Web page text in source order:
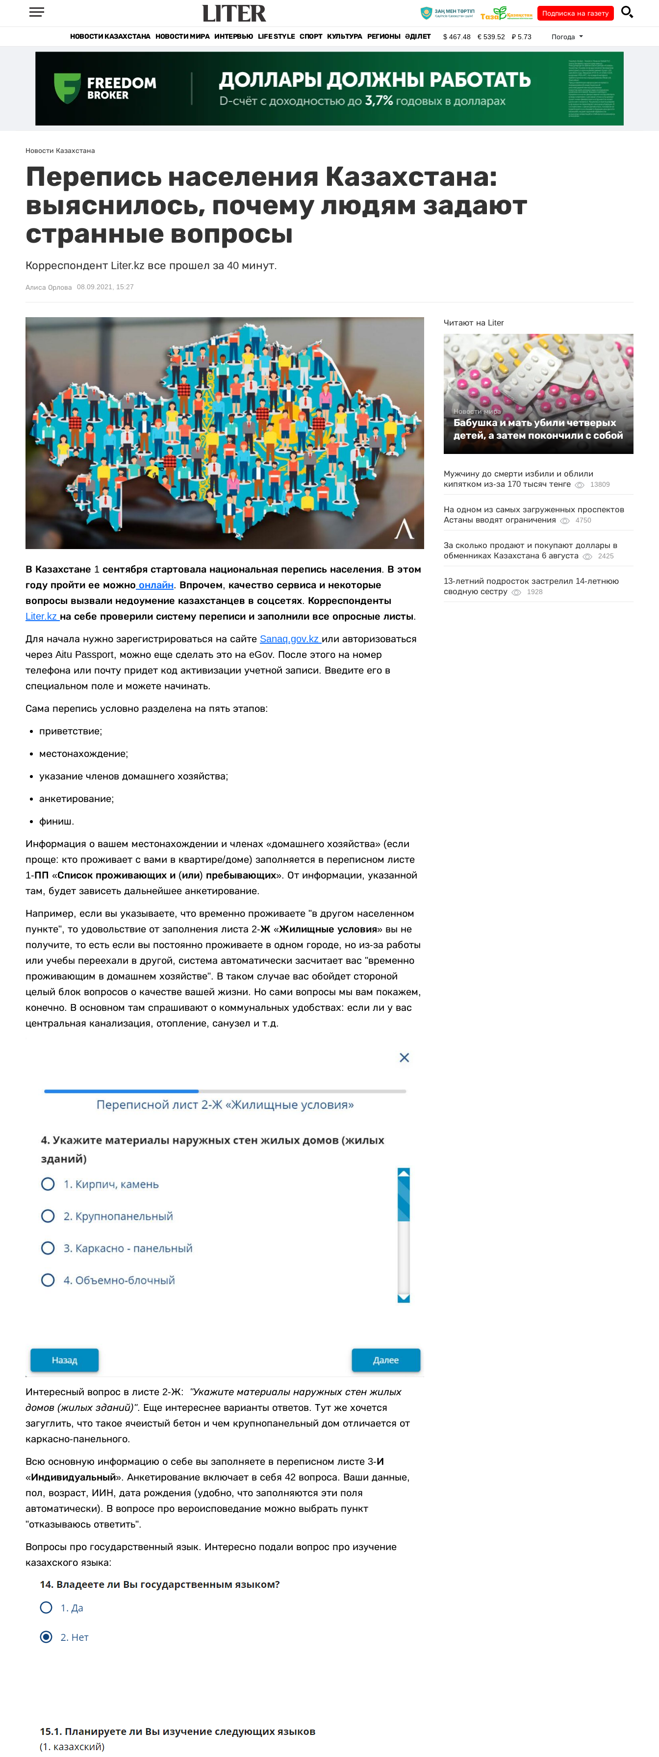
Подписка на газету
НОВОСТИ КАЗАХСТАНА НОВОСТИ МИРА ИНТЕРВЬЮ LIFE STYLE СПОРТ КУЛЬТУРА РЕГИОНЫ ӘДІЛЕТ $467.48 €539.52 ₽5.73 Погода
Новости Казахстана
Перепись населения Казахстана:
выяснилось, почему людям задают
странные вопросы
Корреспондент Liter.kz все прошел за 40 минут.
Алиса Орлова 08.09.2021, 15:27
В Казахстане 1 сентября стартовала национальная перепись населения. В этом
году пройти ее можно онлайн. Впрочем, качество сервиса и некоторые
вопросы вызвали недоумение казахстанцев в соцсетях. Корреспонденты
Liter.kz на себе проверили систему переписи и заполнили все опросные листы.
Для начала нужно зарегистрироваться на сайте Sanaq.gov.kz или авторизоваться
через Aitu Passport, можно еще сделать это на eGov. После этого на номер
телефона или почту придет код активизации учетной записи. Введите его в
специальном поле и можете начинать.
Сама перепись условно разделена на пять этапов:
приветствие;
местонахождение;
указание членов домашнего хозяйства;
анкетирование;
финиш.
Информация о вашем местонахождении и членах «домашнего хозяйства» (если
проще: кто проживает с вами в квартире/доме) заполняется в переписном листе
1-ПП «Список проживающих и (или) пребывающих». От информации, указанной
там, будет зависеть дальнейшее анкетирование.
Например, если вы указываете, что временно проживаете "в другом населенном
пункте", то удовольствие от заполнения листа 2-Ж «Жилищные условия» вы не
получите, то есть если вы постоянно проживаете в одном городе, но из-за работы
или учебы переехали в другой, система автоматически засчитает вас "временно
проживающим в домашнем хозяйстве". В таком случае вас обойдет стороной
целый блок вопросов о качестве вашей жизни. Но сами вопросы мы вам покажем,
конечно. В основном там спрашивают о коммунальных удобствах: если ли у вас
центральная канализация, отопление, санузел и т.д.
Интересный вопрос в листе 2-Ж: "Укажите материалы наружных стен жилых
домов (жилых зданий)". Еще интереснее варианты ответов. Тут же хочется
загуглить, что такое ячеистый бетон и чем крупнопанельный дом отличается от
каркасно-панельного.
Всю основную информацию о себе вы заполняете в переписном листе 3-И
«Индивидуальный». Анкетирование включает в себя 42 вопроса. Ваши данные,
пол, возраст, ИИН, дата рождения (удобно, что заполняются эти поля
автоматически). В вопросе про вероисповедание можно выбрать пункт
"отказываюсь ответить".
Вопросы про государственный язык. Интересно подали вопрос про изучение
казахского языка:
Читают на Liter
Новости мира
Бабушка и мать убили четверых
детей, а затем покончили с собой
Мужчину до смерти избили и облили
кипятком из-за 170 тысяч тенге
13809
На одном из самых загруженных проспектов
Астаны вводят ограничения
4750
За сколько продают и покупают доллары в
обменниках Казахстана 6 августа
2425
13-летний подросток застрелил 14-летнюю
сводную сестру
1928